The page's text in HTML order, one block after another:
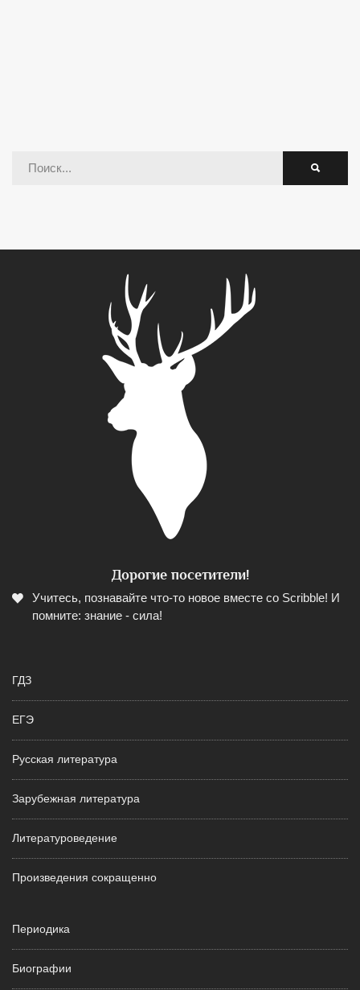
Дорогие посетители!
Учитесь, познавайте что-то новое вместе со Scribble! И
помните: знание - сила!
ГДЗ
ЕГЭ
Русская литература
Зарубежная литература
Литературоведение
Произведения сокращенно
Периодика
Биографии